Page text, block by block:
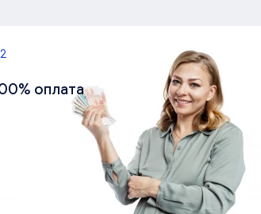
оплата